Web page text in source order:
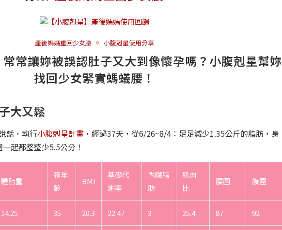
產後媽媽重回少女腰 小腹剋星使用分享
常讓妳被誤認肚子又大到像懷孕嗎？小腹剋星幫妳
找回少女緊實螞蟻腰！
大又鬆
話，執行小腹剋星計畫 ，經過37天，從6/26~8/4：足足減少1.35公斤的脂肪，身
起都整整少5.5公分！
體脂重
體年
齡
BMI
基礎代
謝率
內臟脂
肪
肌肉
比
腰圍 腹圍
14.25 35 20.3 22.47 3 25.4 87 92